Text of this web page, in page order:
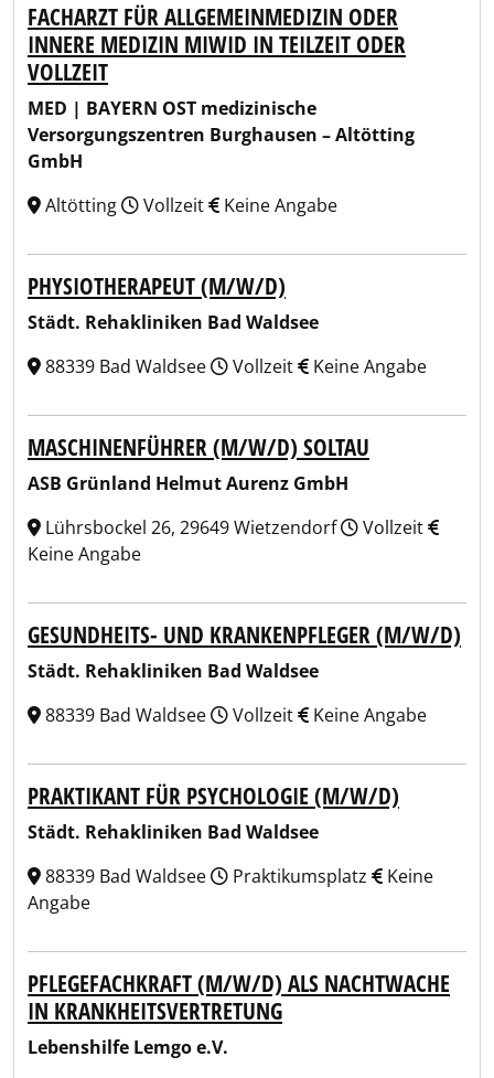
FACHARZT FÜR ALLGEMEINMEDIZIN ODER
INNERE MEDIZIN MIWID IN TEILZEIT ODER
VOLLZEIT
MED | BAYERN OST medizinische
Versorgungszentren Burghausen – Altötting
GmbH
Altötting
Vollzeit Keine Angabe
PHYSIOTHERAPEUT (M/W/D)
Städt. Rehakliniken Bad Waldsee
88339 Bad Waldsee
Vollzeit Keine Angabe
MASCHINENFÜHRER (M/W/D) SOLTAU
ASB Grünland Helmut Aurenz GmbH
Lührsbockel 26, 29649 Wietzendorf
Vollzeit
Keine Angabe
GESUNDHEITS- UND KRANKENPFLEGER (M/W/D)
Städt. Rehakliniken Bad Waldsee
88339 Bad Waldsee
Vollzeit Keine Angabe
PRAKTIKANT FÜR PSYCHOLOGIE (M/W/D)
Städt. Rehakliniken Bad Waldsee
88339 Bad Waldsee
Praktikumsplatz
Keine
Angabe
PFLEGEFACHKRAFT (M/W/D) ALS NACHTWACHE
IN KRANKHEITSVERTRETUNG
Lebenshilfe Lemgo e.V.